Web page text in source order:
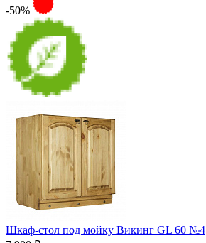
-50%
Шкаф-стол под мойку Викинг GL 60 №4